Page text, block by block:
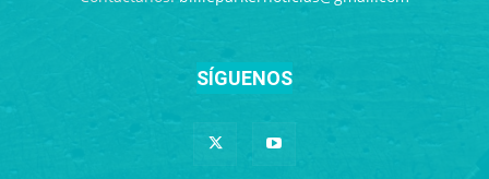
SÍGUENOS